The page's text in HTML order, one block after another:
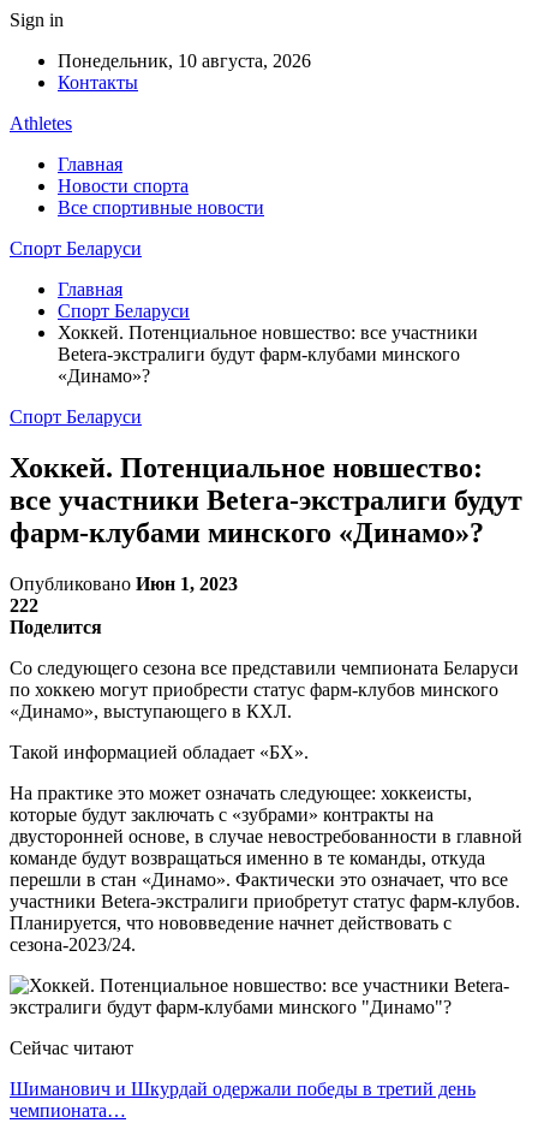
Sign in
Понедельник, 10 августа, 2026
Контакты
Athletes
Главная
Новости спорта
Все спортивные новости
Спорт Беларуси
Главная
Спорт Беларуси
Хоккей. Потенциальное новшество: все участники
Betera-экстралиги будут фарм-клубами минского
«Динамо»?
Спорт Беларуси
Хоккей. Потенциальное новшество:
все участники Betera-экстралиги будут
фарм-клубами минского «Динамо»?
Опубликовано Июн 1, 2023
222
Поделится
Со следующего сезона все представили чемпионата Беларуси
по хоккею могут приобрести статус фарм-клубов минского
«Динамо», выступающего в КХЛ.
Такой информацией обладает «БХ».
На практике это может означать следующее: хоккеисты,
которые будут заключать с «зубрами» контракты на
двусторонней основе, в случае невостребованности в главной
команде будут возвращаться именно в те команды, откуда
перешли в стан «Динамо». Фактически это означает, что все
участники Betera-экстралиги приобретут статус фарм-клубов.
Планируется, что нововведение начнет действовать с
сезона-2023/24.
Сейчас читают
Шиманович и Шкурдай одержали победы в третий день
чемпионата…